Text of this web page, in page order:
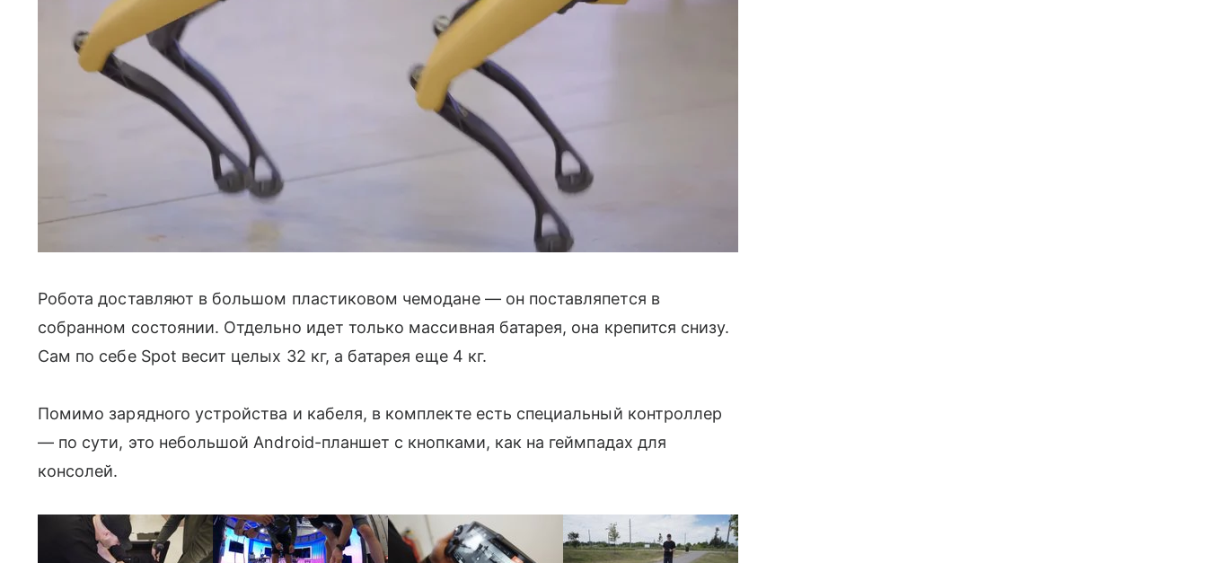
Робота доставляют в большом пластиковом чемодане — он поставляпется в
собранном состоянии. Отдельно идет только массивная батарея, она крепится снизу.
Сам по себе Spot весит целых 32 кг, а батарея еще 4 кг.
Помимо зарядного устройства и кабеля, в комплекте есть специальный контроллер
— по сути, это небольшой Android-планшет с кнопками, как на геймпадах для
консолей.